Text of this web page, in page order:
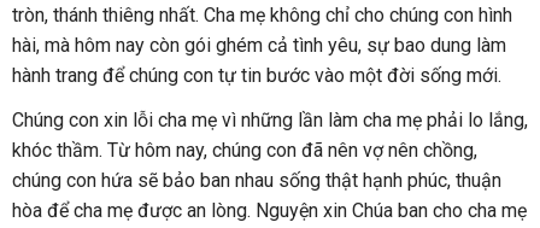
tròn, thánh thiêng nhất. Cha mẹ không chỉ cho chúng con hình
hài, mà hôm nay còn gói ghém cả tình yêu, sự bao dung làm
hành trang để chúng con tự tin bước vào một đời sống mới.
Chúng con xin lỗi cha mẹ vì những lần làm cha mẹ phải lo lắng,
khóc thầm. Từ hôm nay, chúng con đã nên vợ nên chồng,
chúng con hứa sẽ bảo ban nhau sống thật hạnh phúc, thuận
hòa để cha mẹ được an lòng. Nguyện xin Chúa ban cho cha mẹ